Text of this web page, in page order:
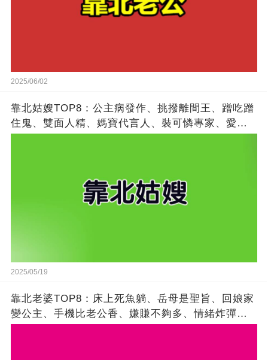
2025/06/02
靠北姑嫂TOP8：公主病發作、挑撥離間王、蹭吃蹭
住鬼、雙面人精、媽寶代言人、裝可憐專家、愛比
2025/05/19
靠北老婆TOP8：床上死魚躺、岳母是聖旨、回娘家
變公主、手機比老公香、嫌賺不夠多、情緒炸彈